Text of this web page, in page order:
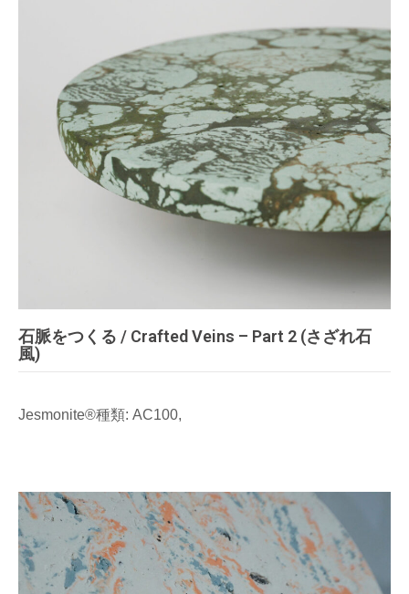
石脈をつくる / Crafted Veins – Part 2 (さざれ石
風)
Jesmonite®種類: AC100,